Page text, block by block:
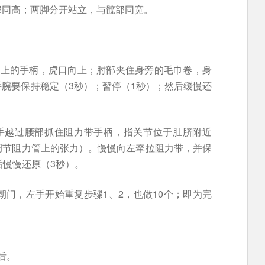
高；两脚分开站立，与髋部同宽。
的手柄，虎口向上；肘部夹住身旁的毛巾卷，身
要保持稳定（3秒）；暂停（1秒）；然后缓慢还
越过腰部抓住阻力带手柄，指关节位于肚脐附近
阻力管上的张力）。慢慢向左牵拉阻力带，并保
慢还原（3秒）。
门，左手开始重复步骤1、2，也做10个；即为完